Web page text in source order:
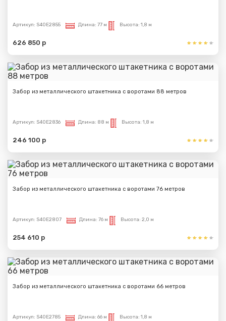
Артикул: S40E2855 Длина: 77 м Высота: 1,8 м
626 850 р
Забор из металлического штакетника с воротами 88 метров
Артикул: S40E2836 Длина: 88 м Высота: 1,8 м
246 100 р
Забор из металлического штакетника с воротами 76 метров
Артикул: S40E2807 Длина: 76 м Высота: 2,0 м
254 610 р
Забор из металлического штакетника с воротами 66 метров
Артикул: S40E2785 Длина: 66 м Высота: 1,8 м